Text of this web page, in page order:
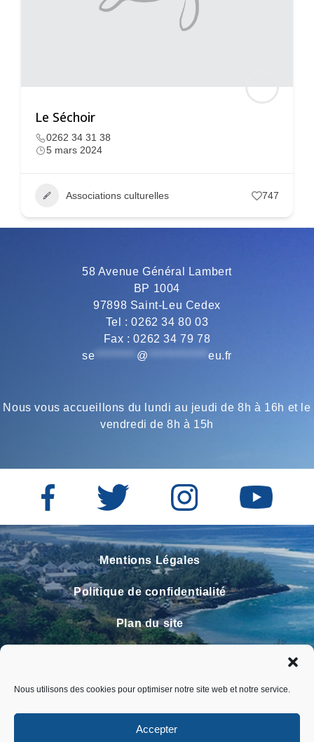
Nous utilisons des cookies pour optimiser notre site web et notre service.
Accepter
Le Séchoir
0262 34 31 38
5 mars 2024
Associations culturelles 747
58 Avenue Général Lambert
BP 1004
97898 Saint-Leu Cedex
Tel : 0262 34 80 03
Fax : 0262 34 79 78
se
@ *************eu.fr
Nous vous accueillons du lundi au jeudi de 8h à 16h et le
vendredi de 8h à 15h
Mentions Légales
Politique de confidentialité
Plan du site
Faire un signalement